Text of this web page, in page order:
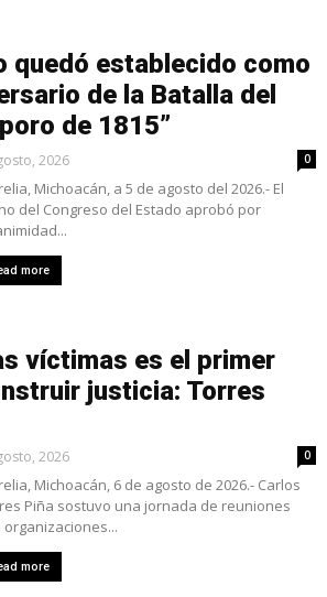
quedó establecido como
de la Batalla del
de 1815”
2026 0
Michoacán, a 5 de agosto del 2026.- El
del Congreso del Estado aprobó por
more
víctimas es el primer
justicia: Torres
2026 0
Michoacán, 6 de agosto de 2026.- Carlos
Piña sostuvo una jornada de reuniones
organizaciones...
more